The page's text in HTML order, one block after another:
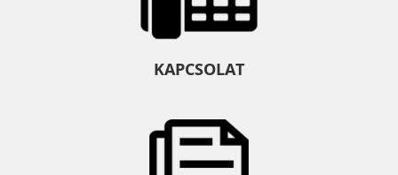
KAPCSOLAT